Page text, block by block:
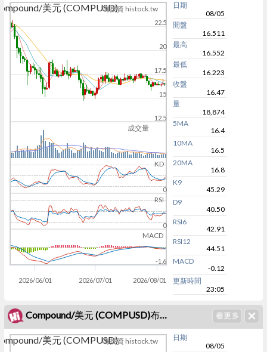
成交量
KD
RSI
MACD
美元 (COMPUSD)嗨投資 histock.tw
2026/06/01 2026/07/01 2026/08/01
12.5
15
17.5
20
22.5
0
0
-1.6
日期
08/05
開盤
16.511
最高
16.552
最低
16.223
收盤
16.47
量
18,874
5MA
16.4
10MA
16.5
20MA
16.8
K9
45.29
D9
40.50
RSI6
42.91
RSI12
44.51
MACD
-0.12
更新時間
23:05
Compound/美元 (COMPUSD)布林通道
美元 (COMPUSD)嗨投資 histock.tw
日期
08/05